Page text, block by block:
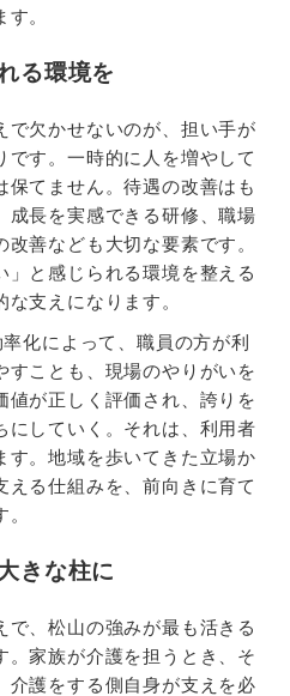
。
る環境を
で欠かせないのが、担い手が
です。一時的に人を増やして
保てません。待遇の改善はも
成長を実感できる研修、職場
善なども大切な要素です。
」と感じられる環境を整える
支えになります。
化によって、職員の方が利
すことも、現場のやりがいを
値が正しく評価され、誇りを
にしていく。それは、利用者
す。地域を歩いてきた立場か
える仕組みを、前向きに育て
きな柱に
で、松山の強みが最も活きる
。家族が介護を担うとき、そ
介護をする側自身が支えを必